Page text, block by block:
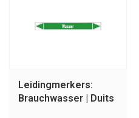
Leidingmerkers:
Brauchwasser | Duits